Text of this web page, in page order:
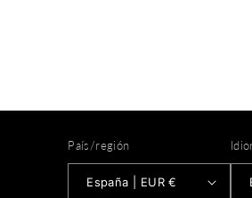
País/región
España | EUR €